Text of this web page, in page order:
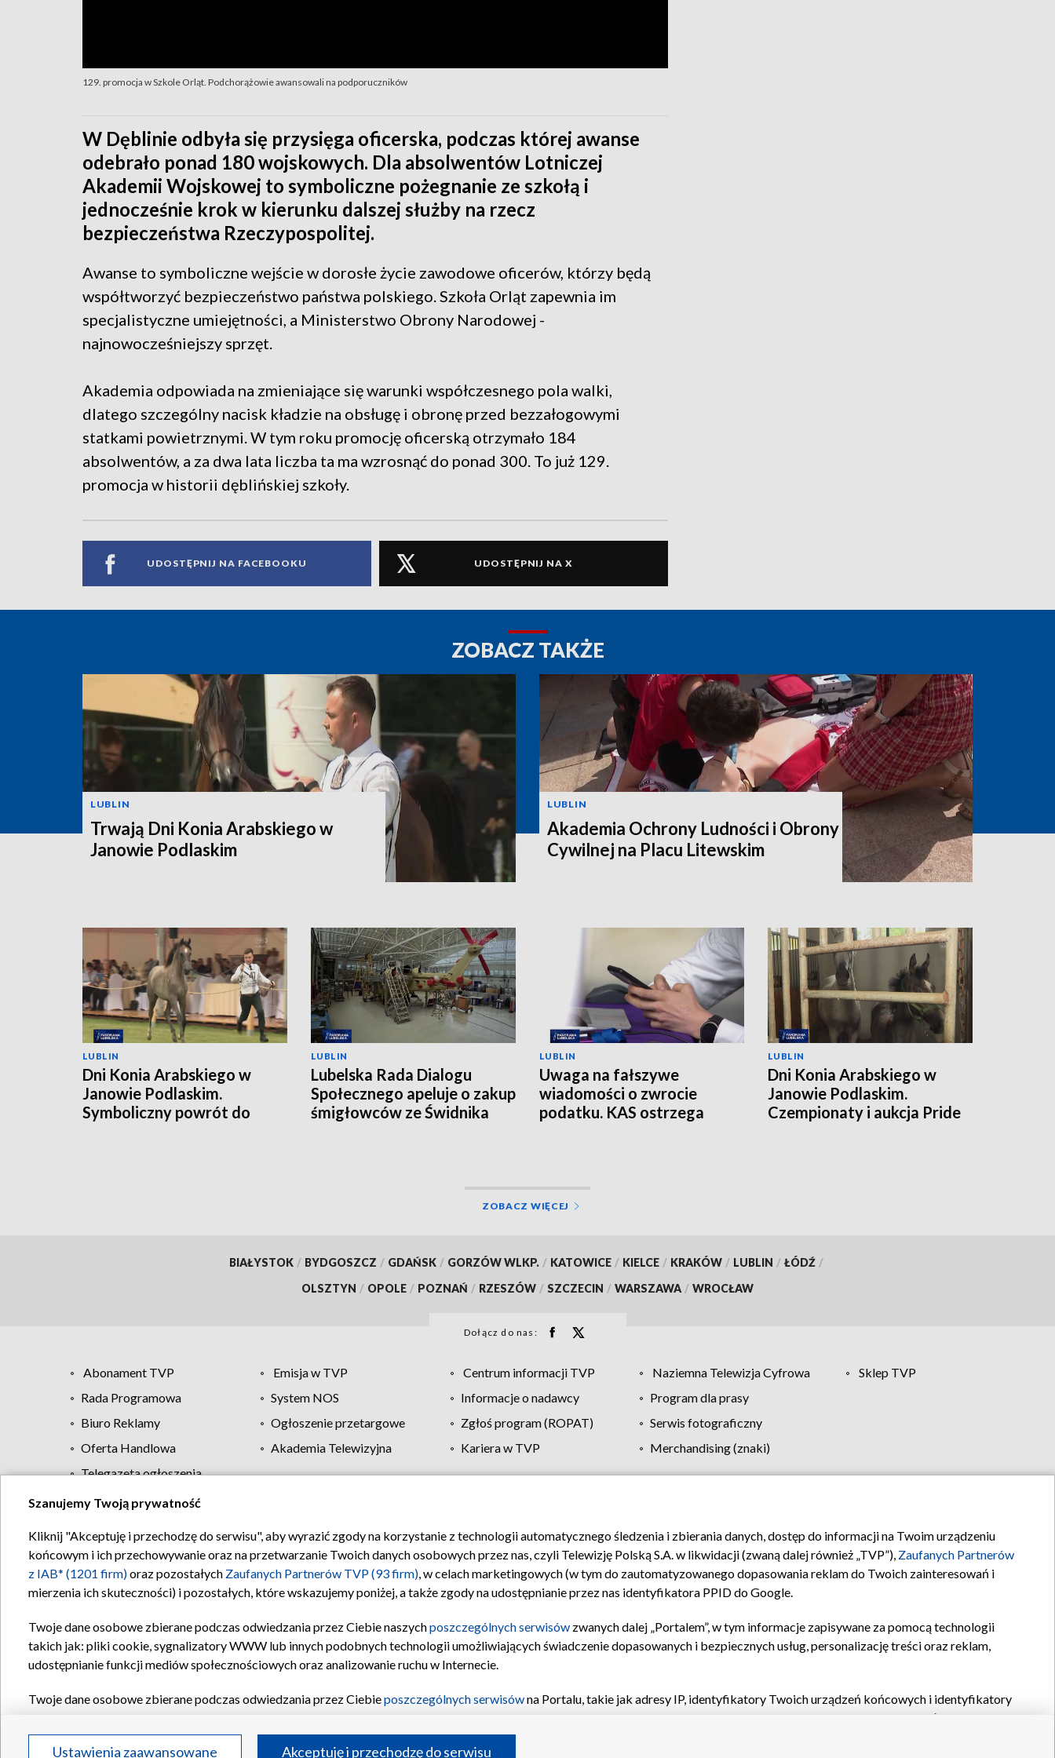
129. promocja w Szkole Orląt. Podchorążowie awansowali na podporuczników
W Dęblinie odbyła się przysięga oficerska, podczas której awanse
odebrało ponad 180 wojskowych. Dla absolwentów Lotniczej
Akademii Wojskowej to symboliczne pożegnanie ze szkołą i
jednocześnie krok w kierunku dalszej służby na rzecz
bezpieczeństwa Rzeczypospolitej.
Awanse to symboliczne wejście w dorosłe życie zawodowe oficerów, którzy będą
współtworzyć bezpieczeństwo państwa polskiego. Szkoła Orląt zapewnia im
specjalistyczne umiejętności, a Ministerstwo Obrony Narodowej -
najnowocześniejszy sprzęt.
Akademia odpowiada na zmieniające się warunki współczesnego pola walki,
dlatego szczególny nacisk kładzie na obsługę i obronę przed bezzałogowymi
statkami powietrznymi. W tym roku promocję oficerską otrzymało 184
absolwentów, a za dwa lata liczba ta ma wzrosnąć do ponad 300. To już 129.
promocja w historii dęblińskiej szkoły.
UDOSTĘPNIJ NA FACEBOOKU UDOSTĘPNIJ NA X
ZOBACZ TAKŻE
LUBLIN
Trwają Dni Konia Arabskiego w
Janowie Podlaskim
LUBLIN
Akademia Ochrony Ludności i Obrony
Cywilnej na Placu Litewskim
LUBLIN
Dni Konia Arabskiego w
Janowie Podlaskim.
Symboliczny powrót do
LUBLIN
Lubelska Rada Dialogu
Społecznego apeluje o zakup
śmigłowców ze Świdnika
LUBLIN
Uwaga na fałszywe
wiadomości o zwrocie
podatku. KAS ostrzega
LUBLIN
Dni Konia Arabskiego w
Janowie Podlaskim.
Czempionaty i aukcja Pride
ZOBACZ WIĘCEJ
BIAŁYSTOK / BYDGOSZCZ / GDAŃSK / GORZÓW WLKP. / KATOWICE / KIELCE / KRAKÓW / LUBLIN / ŁÓDŹ /
OLSZTYN / OPOLE / POZNAŃ / RZESZÓW / SZCZECIN / WARSZAWA / WROCŁAW
Dołącz do nas:
Abonament TVP Emisja w TVP Centrum informacji TVP Naziemna Telewizja Cyfrowa
Sklep TVP
Rada Programowa
System NOS Informacje o nadawcy
Program dla prasy
Biuro Reklamy
Ogłoszenie przetargowe Zgłoś program (ROPAT)
Serwis fotograficzny
Oferta Handlowa
Akademia Telewizyjna Kariera w TVP
Merchandising (znaki)
Telegazeta ogłoszenia
Regulamin TVP Polityka prywatności Moje zgody Pomoc Biuro reklamy Kontakt
Szanujemy Twoją prywatność
Kliknij "Akceptuję i przechodzę do serwisu", aby wyrazić zgody na korzystanie z technologii automatycznego śledzenia i zbierania danych, dostęp do informacji na Twoim urządzeniu
końcowym i ich przechowywanie oraz na przetwarzanie Twoich danych osobowych przez nas, czyli Telewizję Polską S.A. w likwidacji (zwaną dalej również „TVP”), Zaufanych Partnerów
z IAB* (1201 firm)oraz pozostałych Zaufanych Partnerów TVP (93 firm), w celach marketingowych (w tym do zautomatyzowanego dopasowania reklam do Twoich zainteresowań i
mierzenia ich skuteczności) i pozostałych, które wskazujemy poniżej, a także zgody na udostępnianie przez nas identyfikatora PPID do Google.
Twoje dane osobowe zbierane podczas odwiedzania przez Ciebie naszychposzczególnych serwisów zwanych dalej „Portalem”, w tym informacje zapisywane za pomocą technologii
takich jak: pliki cookie, sygnalizatory WWW lub innych podobnych technologii umożliwiających świadczenie dopasowanych i bezpiecznych usług, personalizację treści oraz reklam,
udostępnianie funkcji mediów społecznościowych oraz analizowanie ruchu w Internecie.
Twoje dane osobowe zbierane podczas odwiedzania przez Ciebieposzczególnych serwisówna Portalu, takie jak adresy IP, identyfikatory Twoich urządzeń końcowych i identyfikatory
oraz pozostałych
Partnerów TVPdla realizacji następujących celów i funkcji: przechowywania informacji na urządzeniu lub dostęp do nich, wyboru podstawowych reklam, wyboru spersonalizowanych
Ustawienia zaawansowane Akceptuję i przechodzę do serwisu